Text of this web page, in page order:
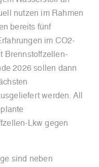
nutzen im Rahmen
bereits fünf
im CO2-
Brennstoffzellen-
2026 sollen dann
werden. All
Lkw gegen
sind neben